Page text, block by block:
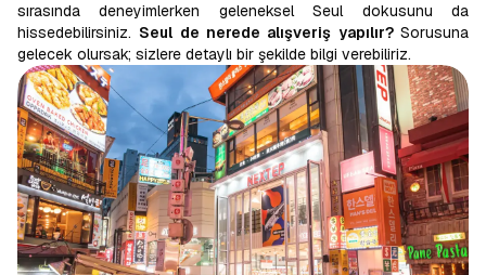
sırasında deneyimlerken geleneksel Seul dokusunu da
hissedebilirsiniz. Seul de nerede alışveriş yapılır?Sorusuna
gelecek olursak; sizlere detaylı bir şekilde bilgi verebiliriz.